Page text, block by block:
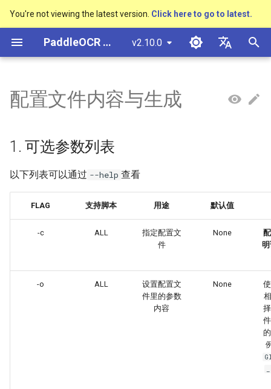
You're not viewing the latest version. Click here to go to latest.
PaddleOCR ドキュメント v2.10.0
Help translating
検
索
初
快速开始 支持硬件列表
基于C++预测引擎推理
Visual Studio 2019
Community CMake 编译指南
端侧部署
文本检测
文本识别
文本方向分类器
关键信息提取
模型微调
模型裁剪
知识蒸馏
2. 配置文件参数介绍
Global
Optimizer (ppocr/optimizer)
Architecture
PostProcess
(ppocr/postprocess)
快速开始
模型库
模型训练
版面分析
关键信息提取
推理部署
基于C++预测引擎推理
怎样完成基于图像数据的
文本检测算法 EAST
FCENet
DRRG
文本识别算法
Rosetta
SRN
NRTR
SEED
文本超分辨率算法
Text Telescope
公式识别算法
LaTeX-OCR
端到端OCR算法
TableSLANet
关键信息抽取算法
LayoutLM
通用
SVTR
制造
液晶屏读数识别
金融
增值税发票
合同比对
其它数据标注工具
其它数据合成工具
手写中文OCR数据集
垂类多语言OCR数据集
版面分析数据集
表格识别数据集
关键信息提取数据集
附录
配置文件内容与生成
1. 可选参数列表
以下列表可以通过 --help 查看
FLAG 支持脚本 用途 默认值
-c ALL
指定配置文
件
None
-o ALL
设置配置文
件里的参数
内容
None